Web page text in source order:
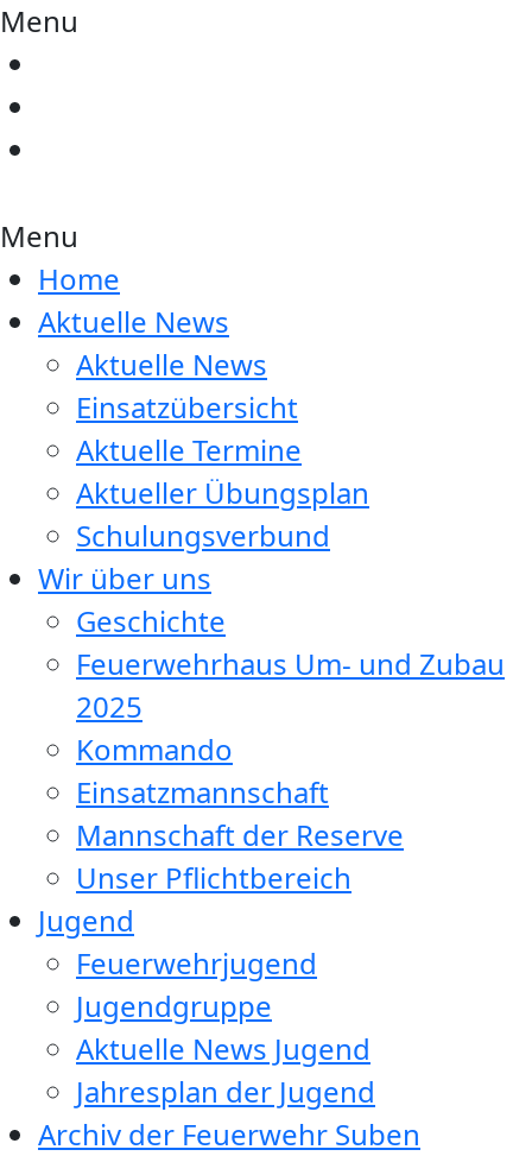
Menu
Menu
Home
Aktuelle News
Aktuelle News
Einsatzübersicht
Aktuelle Termine
Aktueller Übungsplan
Schulungsverbund
Wir über uns
Geschichte
Feuerwehrhaus Um- und Zubau
2025
Kommando
Einsatzmannschaft
Mannschaft der Reserve
Unser Pflichtbereich
Jugend
Feuerwehrjugend
Jugendgruppe
Aktuelle News Jugend
Jahresplan der Jugend
Archiv der Feuerwehr Suben